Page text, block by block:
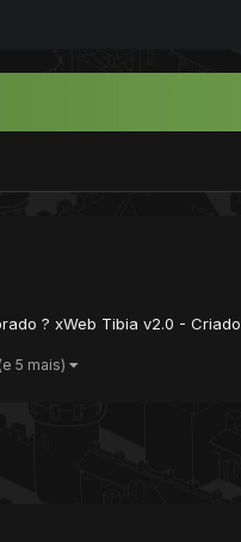
? xWeb Tibia v2.0 -
(e 5 mais)